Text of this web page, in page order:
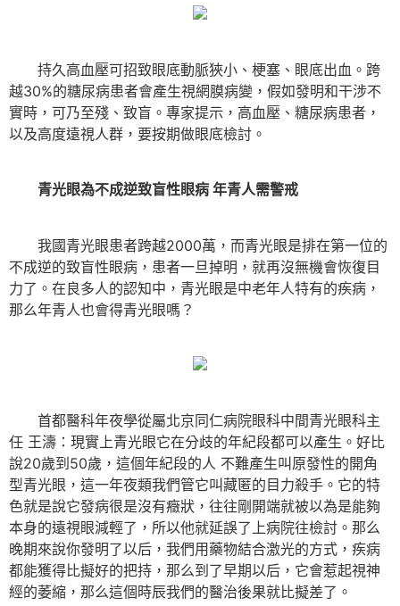
持久高血壓可招致眼底動脈狹小、梗塞、眼底出血。跨
越30%的糖尿病患者會產生視網膜病變，假如發明和干涉不
實時，可乃至殘、致盲。專家提示，高血壓、糖尿病患者，
以及高度遠視人群，要按期做眼底檢討。
青光眼為不成逆致盲性眼病 年青人需警戒
我國青光眼患者跨越2000萬，而青光眼是排在第一位的
不成逆的致盲性眼病，患者一旦掉明，就再沒無機會恢復目
力了。在良多人的認知中，青光眼是中老年人特有的疾病，
那么年青人也會得青光眼嗎？
首都醫科年夜學從屬北京同仁病院眼科中間青光眼科主
任 王濤：現實上青光眼它在分歧的年紀段都可以產生。好比
說20歲到50歲，這個年紀段的人 不難產生叫原發性的開角
型青光眼，這一年夜類我們管它叫藏匿的目力殺手。它的特
色就是說它發病很是沒有癥狀，往往剛開端就被以為是能夠
本身的遠視眼減輕了，所以他就延誤了上病院往檢討。那么
晚期來說你發明了以后，我們用藥物結合激光的方式，疾病
都能獲得比擬好的把持，那么到了早期以后，它會惹起視神
經的萎縮，那么這個時辰我們的醫治後果就比擬差了。